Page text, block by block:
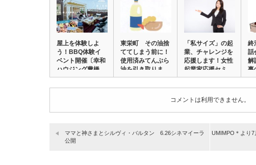
屋上を体験しよ
う！BBQ体験イ
ベント開催〔幸和
ハウジング豊橋
店〕…
東栄町 その油捨
ててしまう前に！
使用済みてんぷら
油を引き取りま
す…
「私サイズ」の起
業、チャレンジを
応援します！女性
起業家応援セミ
ナ…
終
話
解
事
コメントは利用できません。
ママと神さまとシルヴィ・バルタン 6.26シネマイーラ
公開
UMIMPO＊より